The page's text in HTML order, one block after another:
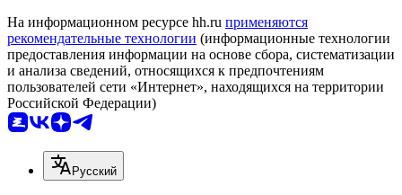
На информационном ресурсе hh.ru применяются
рекомендательные технологии (информационные технологии
предоставления информации на основе сбора, систематизации
и анализа сведений, относящихся к предпочтениям
пользователей сети «Интернет», находящихся на территории
Российской Федерации)
Русский